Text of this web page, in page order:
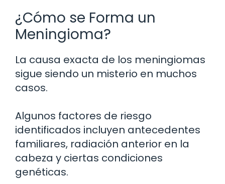
¿Cómo se Forma un
Meningioma?
La causa exacta de los meningiomas
sigue siendo un misterio en muchos
casos.
Algunos factores de riesgo
identificados incluyen antecedentes
familiares, radiación anterior en la
cabeza y ciertas condiciones
genéticas.